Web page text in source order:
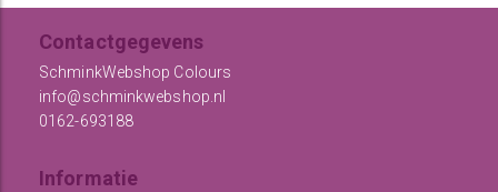
Contactgegevens
SchminkWebshop Colours
info@schminkwebshop.nl
0162-693188
Informatie